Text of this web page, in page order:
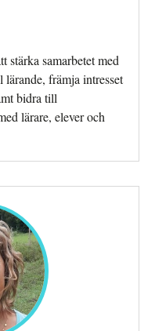
stärka samarbetet med
främja intresset
bidra till
lärare, elever och